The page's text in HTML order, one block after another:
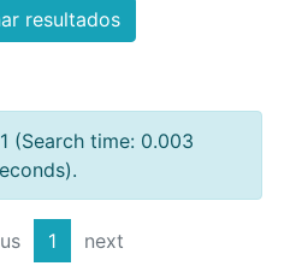
resultados
(Search time: 0.003
1 next